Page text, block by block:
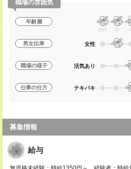
職場の雰囲気
年齢層
20代 30
男女比率 女性
職場の様子 活気あり
仕事の仕方 テキパキ
募集情報
給与